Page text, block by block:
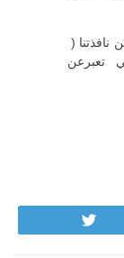
نافذتنا (
تعبرعن